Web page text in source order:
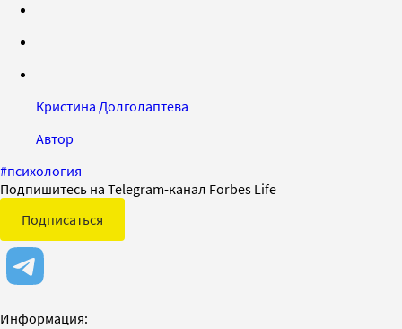
Кристина Долголаптева
Автор
#психология
Подпишитесь на Telegram-канал Forbes Life
Подписаться
Информация: